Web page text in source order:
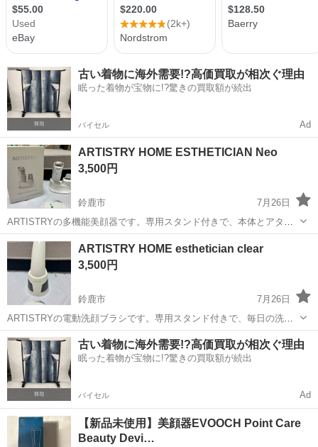
古い着物に海外需要!?高価買取が相次ぐ理由
眠った着物が宝物に!?驚きの買取額が続出
バイセル Ad
ARTISTRY HOME ESTHETICIAN Neo
3,500円
鈴鹿市
7月26日
ARTISTRYの多機能美顔器です。専用スタンド付きで、本体とアタッ
チメントをまとめて収納・管理できます。 - ブランド: ARTISTRY - 製
品名: HOME ESTHETICIAN Neo - 付属品: 専...
三重 鈴鹿市
ARTISTRY HOME esthetician clear
3,500円
鈴鹿市
7月26日
ARTISTRYの電動洗顔ブラシです。専用スタンド付きで、毎日の洗顔
を効率的にサポートします。 - ブランド: ARTISTRY - 製品名: HOME
ESTHETICIAN CLEAR - 付属品: 専用スタン...
三重 鈴鹿市 美容家電
古い着物に海外需要!?高価買取が相次ぐ理由
眠った着物が宝物に!?驚きの買取額が続出
バイセル Ad
【新品未使用】美顔器EVOOCH Point Care
Beauty Devi…